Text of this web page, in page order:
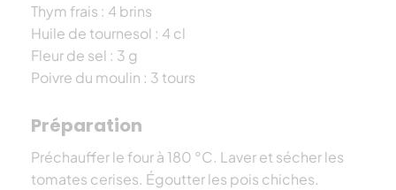
Thym frais : 4 brins
Huile de tournesol : 4 cl
Fleur de sel : 3 g
Poivre du moulin : 3 tours
Préparation
Préchauffer le four à 180 °C. Laver et sécher les
tomates cerises. Égoutter les pois chiches.